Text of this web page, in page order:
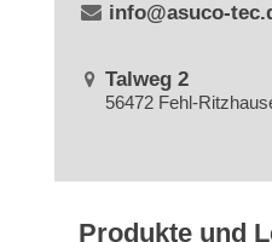
info@asuco-
Talweg 2
56472 Fehl-
Produkte und